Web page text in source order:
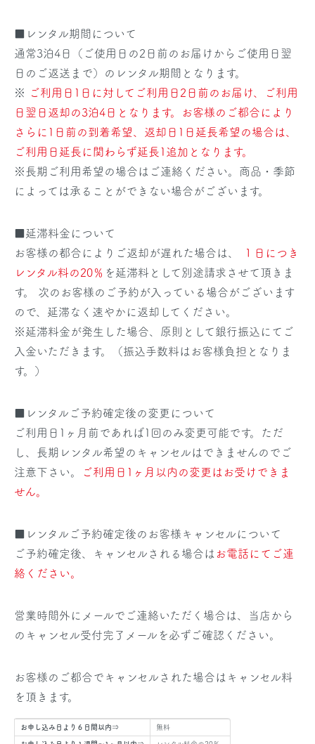
■レンタル期間について
通常3泊4日（ご使用日の2日前のお届けからご使用日翌
日のご返送まで）のレンタル期間となります。
※
ご利用日1日に対してご利用日2日前のお届け、ご利用
日翌日返却の3泊4日となります。お客様のご都合により
さらに1日前の到着希望、返却日1日延長希望の場合は、
ご利用日延長に関わらず延長1追加となります。
※長期ご利用希望の場合はご連絡ください。商品・季節
によっては承ることができない場合がございます。
■延滞料金について
お客様の都合によりご返却が遅れた場合は、
１日につき
レンタル料の20％ を延滞料として別途請求させて頂きま
す。 次のお客様のご予約が入っている場合がございます
ので、延滞なく速やかに返却してください。
※延滞料金が発生した場合、原則として銀行振込にてご
入金いただきます。（振込手数料はお客様負担となりま
す。）
■レンタルご予約確定後の変更について
ご利用日1ヶ月前であれば1回のみ変更可能です。ただ
し、長期レンタル希望のキャンセルはできませんのでご
注意下さい。
ご利用日1ヶ月以内の変更はお受けできま
せん。
■レンタルご予約確定後のお客様キャンセルについて
ご予約確定後、キャンセルされる場合は お電話にてご連
絡ください。
営業時間外にメールでご連絡いただく場合は、当店から
のキャンセル受付完了メールを必ずご確認ください。
お客様のご都合でキャンセルされた場合はキャンセル料
を頂きます。
お申し込み日より６日間以内⇒ 無料